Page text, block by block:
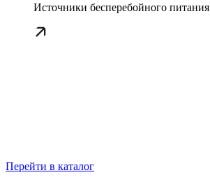
Источники бесперебойного питания
Перейти в каталог